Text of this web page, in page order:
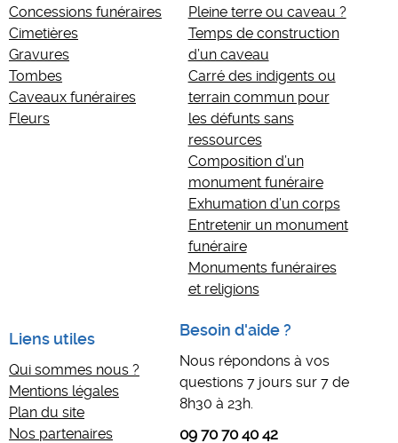
Concessions funéraires
Cimetières
Gravures
Tombes
Caveaux funéraires
Fleurs
Pleine terre ou caveau ?
Temps de construction
d’un caveau
Carré des indigents ou
terrain commun pour
les défunts sans
ressources
Composition d’un
monument funéraire
Exhumation d’un corps
Entretenir un monument
funéraire
Monuments funéraires
et religions
Liens utiles
Qui sommes nous ?
Mentions légales
Plan du site
Nos partenaires
Besoin d'aide ?
Nous répondons à vos
questions 7 jours sur 7 de
8h30 à 23h.
09 70 70 40 42